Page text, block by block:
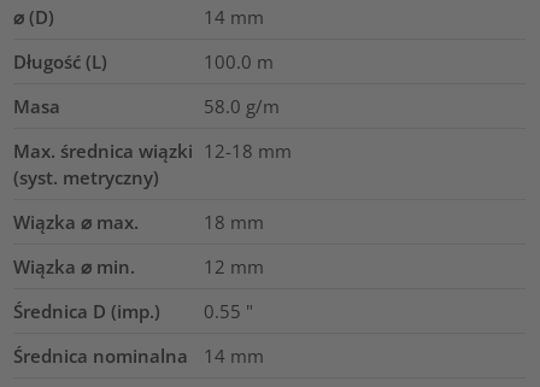
⌀ (D) 14 mm
Długość (L)
100.0 m
Masa
58.0 g/m
Max. średnica wiązki
(syst. metryczny)
12-18 mm
Wiązka ⌀ max. 18 mm
Wiązka ⌀ min.
12 mm
Średnica D (imp.)
0.55 "
Średnica nominalna
14 mm